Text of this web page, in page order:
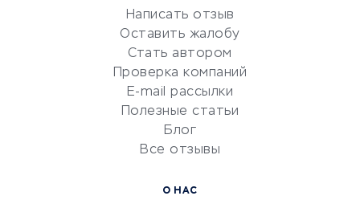
Репетиторство
Красота и здоровье
Сервисы по поиску работы
Сетевой маркетинг
УСЛУГИ ДЛЯ БИЗНЕСА
Написать отзыв
Оставить жалобу
Стать автором
Проверка компаний
E-mail рассылки
Полезные статьи
Блог
Все отзывы
О НАС